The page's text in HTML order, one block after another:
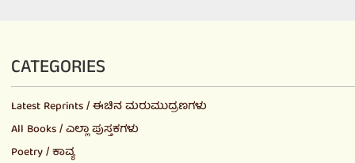
CATEGORIES
Latest Reprints / ಈಚಿನ ಮರುಮುದ್ರಣಗಳು
All Books / ಎಲ್ಲಾ ಪುಸ್ತಕಗಳು
Poetry / ಕಾವ್ಯ